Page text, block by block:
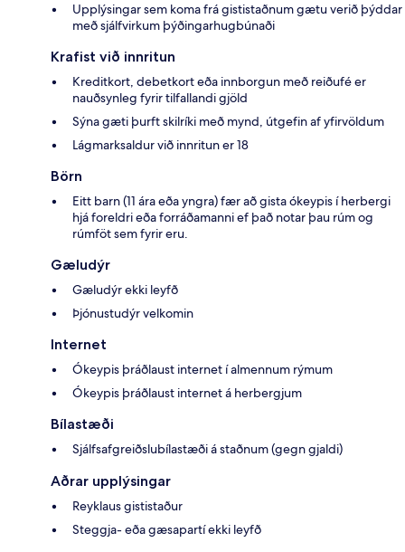
Upplýsingar sem koma frá gististaðnum gætu verið þýddar
með sjálfvirkum þýðingarhugbúnaði
Krafist við innritun
Kreditkort, debetkort eða innborgun með reiðufé er
nauðsynleg fyrir tilfallandi gjöld
Sýna gæti þurft skilríki með mynd, útgefin af yfirvöldum
Lágmarksaldur við innritun er 18
Börn
Eitt barn (11 ára eða yngra) fær að gista ókeypis í herbergi
hjá foreldri eða forráðamanni ef það notar þau rúm og
rúmföt sem fyrir eru.
Gæludýr
Gæludýr ekki leyfð
Þjónustudýr velkomin
Internet
Ókeypis þráðlaust internet í almennum rýmum
Ókeypis þráðlaust internet á herbergjum
Bílastæði
Sjálfsafgreiðslubílastæði á staðnum (gegn gjaldi)
Aðrar upplýsingar
Reyklaus gististaður
Steggja- eða gæsapartí ekki leyfð